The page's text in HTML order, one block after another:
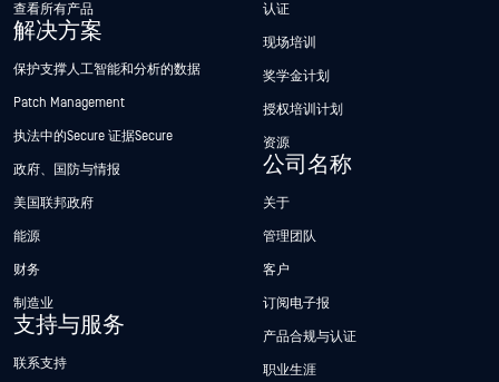
查看所有产品
解决方案
保护支撑人工智能和分析的数据
Patch Management
执法中的Secure 证据Secure
政府、国防与情报
美国联邦政府
能源
财务
制造业
支持与服务
联系支持
认证
现场培训
奖学金计划
授权培训计划
资源
公司名称
关于
管理团队
客户
订阅电子报
产品合规与认证
职业生涯